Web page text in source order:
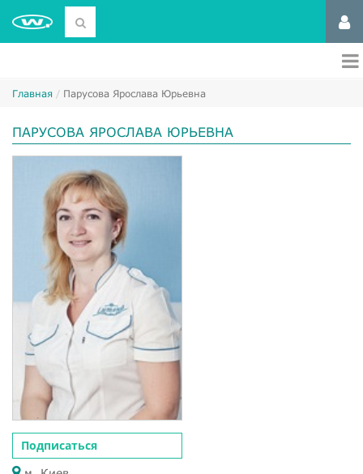
Главная Парусова Ярослава Юрьевна
ПАРУСОВА ЯРОСЛАВА ЮРЬЕВНА
Подписаться